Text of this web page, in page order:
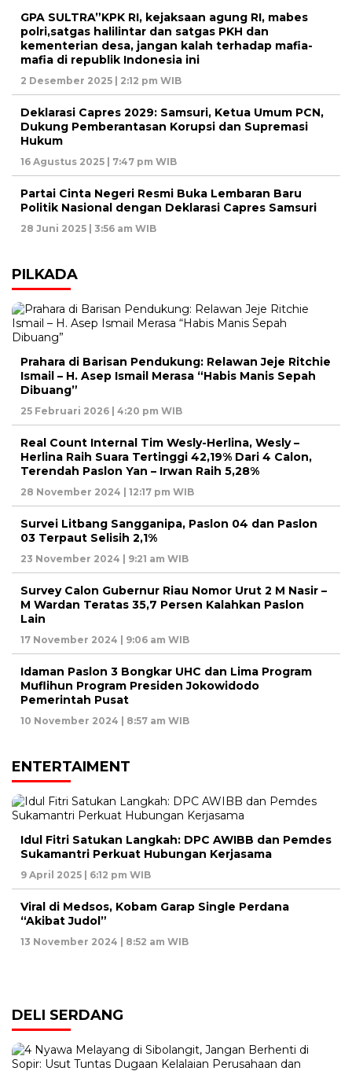
GPA SULTRA”KPK RI, kejaksaan agung RI, mabes
polri,satgas halilintar dan satgas PKH dan
kementerian desa, jangan kalah terhadap mafia-
mafia di republik Indonesia ini
2 Desember 2025 | 2:12 pm WIB
Deklarasi Capres 2029: Samsuri, Ketua Umum PCN,
Dukung Pemberantasan Korupsi dan Supremasi
Hukum
16 Agustus 2025 | 7:47 pm WIB
Partai Cinta Negeri Resmi Buka Lembaran Baru
Politik Nasional dengan Deklarasi Capres Samsuri
28 Juni 2025 | 3:56 am WIB
PILKADA
Prahara di Barisan Pendukung: Relawan Jeje Ritchie
Ismail – H. Asep Ismail Merasa “Habis Manis Sepah
Dibuang”
25 Februari 2026 | 4:20 pm WIB
Real Count Internal Tim Wesly-Herlina, Wesly –
Herlina Raih Suara Tertinggi 42,19% Dari 4 Calon,
Terendah Paslon Yan – Irwan Raih 5,28%
28 November 2024 | 12:17 pm WIB
Survei Litbang Sangganipa, Paslon 04 dan Paslon
03 Terpaut Selisih 2,1%
23 November 2024 | 9:21 am WIB
Survey Calon Gubernur Riau Nomor Urut 2 M Nasir –
M Wardan Teratas 35,7 Persen Kalahkan Paslon
Lain
17 November 2024 | 9:06 am WIB
Idaman Paslon 3 Bongkar UHC dan Lima Program
Muflihun Program Presiden Jokowidodo
Pemerintah Pusat
10 November 2024 | 8:57 am WIB
ENTERTAIMENT
Idul Fitri Satukan Langkah: DPC AWIBB dan Pemdes
Sukamantri Perkuat Hubungan Kerjasama
9 April 2025 | 6:12 pm WIB
Viral di Medsos, Kobam Garap Single Perdana
“Akibat Judol”
13 November 2024 | 8:52 am WIB
DELI SERDANG